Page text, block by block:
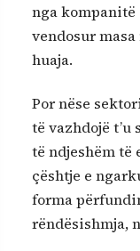
nga kompanitë
vendosur
huaja.
Por nëse
të vazhdojë t’u
të ndjeshëm të
çështje e
forma
rëndësishmja,